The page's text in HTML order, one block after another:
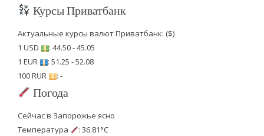
Курсы Приватбанк
Актуальные курсы валют Приватбанк: ($)
1 USD
: 44.50 - 45.05
1 EUR
: 51.25 - 52.08
100 RUR
: -
Погода
Сейчас в Запорожье ясно
Температура
: 36.81°C